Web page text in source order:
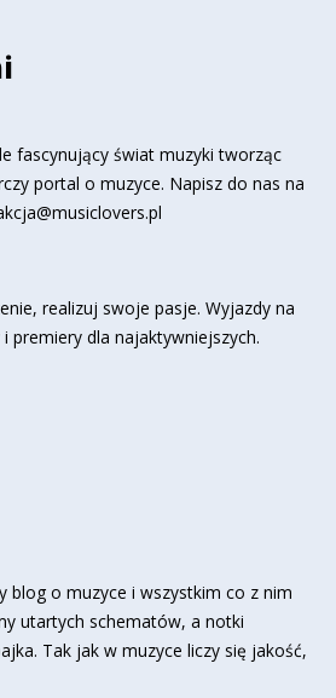
fascynujący świat muzyki tworząc
portal o muzyce. Napisz do nas na
realizuj swoje pasje. Wyjazdy na
premiery dla najaktywniejszych.
blog o muzyce i wszystkim co z nim
utartych schematów, a notki
Tak jak w muzyce liczy się jakość,